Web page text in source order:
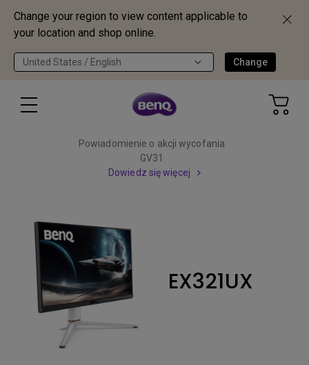
Change your region to view content applicable to
your location and shop online.
United States / English Change
Powiadomienie o akcji wycofania
GV31
Dowiedz się więcej
EX321UX